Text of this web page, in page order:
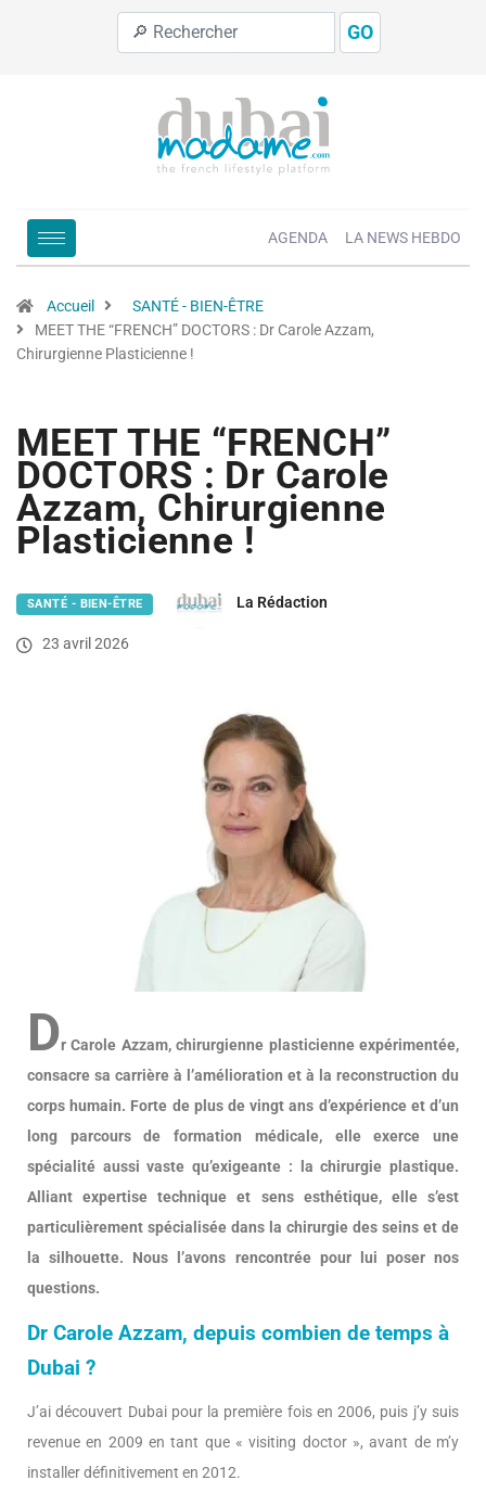
GO
AGENDA LA NEWS HEBDO
Accueil
SANTÉ - BIEN-ÊTRE
MEET THE “FRENCH” DOCTORS : Dr Carole Azzam,
Chirurgienne Plasticienne !
MEET THE “FRENCH”
DOCTORS : Dr Carole
Azzam, Chirurgienne
Plasticienne !
SANTÉ - BIEN-ÊTRE La Rédaction
23 avril 2026
Dr Carole Azzam, chirurgienne plasticienne expérimentée,
consacre sa carrière à l’amélioration et à la reconstruction du
corps humain. Forte de plus de vingt ans d’expérience et d’un
long parcours de formation médicale, elle exerce une
spécialité aussi vaste qu’exigeante : la chirurgie plastique.
Alliant expertise technique et sens esthétique, elle s’est
particulièrement spécialisée dans la chirurgie des seins et de
la silhouette. Nous l’avons rencontrée pour lui poser nos
questions.
Dr Carole Azzam, depuis combien de temps à
Dubai ?
J’ai découvert Dubai pour la première fois en 2006, puis j’y suis
revenue en 2009 en tant que « visiting doctor », avant de m’y
installer définitivement en 2012.